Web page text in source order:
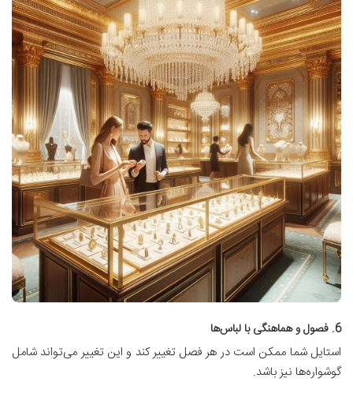
6. فصول و هماهنگی با لباس‌ها
استایل شما ممکن است در هر فصل تغییر کند و این تغییر می‌تواند شامل
گوشواره‌ها نیز باشد.